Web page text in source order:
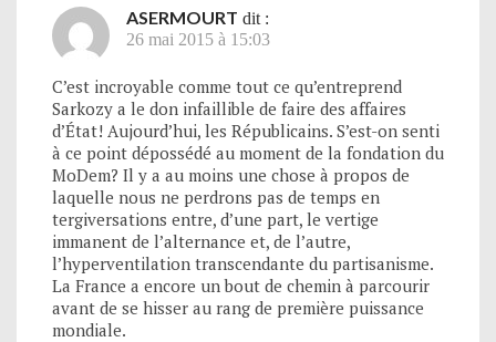
ASERMOURT dit :
26 mai 2015 à 15:03
C’est incroyable comme tout ce qu’entreprend
Sarkozy a le don infaillible de faire des affaires
d’État! Aujourd’hui, les Républicains. S’est-on senti
à ce point dépossédé au moment de la fondation du
MoDem? Il y a au moins une chose à propos de
laquelle nous ne perdrons pas de temps en
tergiversations entre, d’une part, le vertige
immanent de l’alternance et, de l’autre,
l’hyperventilation transcendante du partisanisme.
La France a encore un bout de chemin à parcourir
avant de se hisser au rang de première puissance
mondiale.